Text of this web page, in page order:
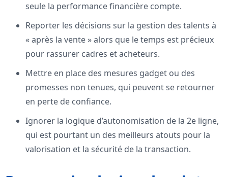
seule la performance financière compte.
Reporter les décisions sur la gestion des talents à
« après la vente » alors que le temps est précieux
pour rassurer cadres et acheteurs.
Mettre en place des mesures gadget ou des
promesses non tenues, qui peuvent se retourner
en perte de confiance.
Ignorer la logique d’autonomisation de la 2e ligne,
qui est pourtant un des meilleurs atouts pour la
valorisation et la sécurité de la transaction.